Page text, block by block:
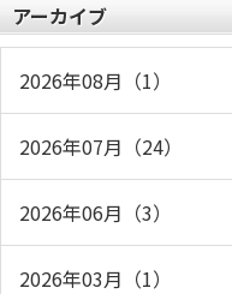
アーカイブ
2026年08月（1）
2026年07月（24）
2026年06月（3）
2026年03月（1）